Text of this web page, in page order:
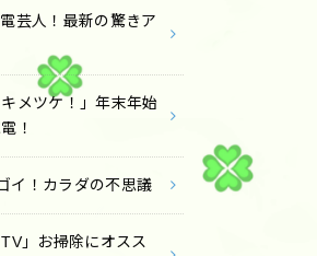
芸人！最新の驚きア
メツケ！」年末年始
！
イ！カラダの不思議
」お掃除にオスス